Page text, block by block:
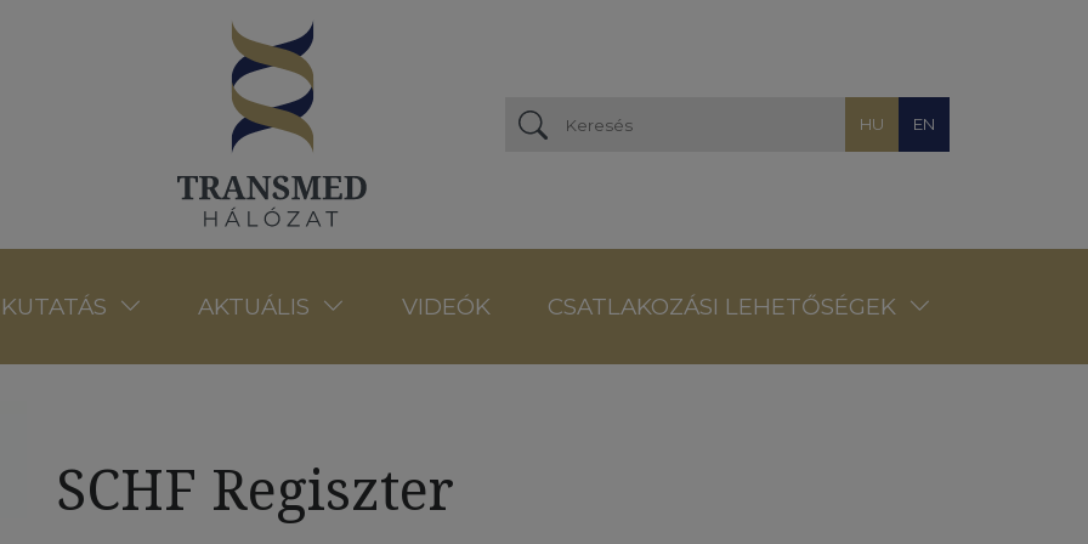
HU EN
KUTATÁS AKTUÁLIS VIDEÓK CSATLAKOZÁSI LEHETŐSÉGEK
SCHF Regiszter